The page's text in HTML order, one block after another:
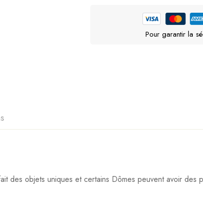
Pour garantir la
des objets uniques et certains Dômes peuvent avoir des